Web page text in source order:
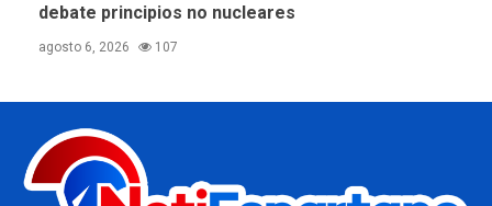
debate principios no nucleares
agosto 6, 2026 107